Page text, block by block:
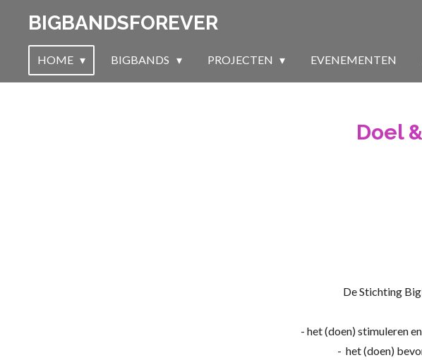
BIGBANDSFOREVER
HOME BIGBANDS PROJECTEN EVENEMENTEN
Doel
De Stichting
- het (doen) stimuleren
- het (doen)